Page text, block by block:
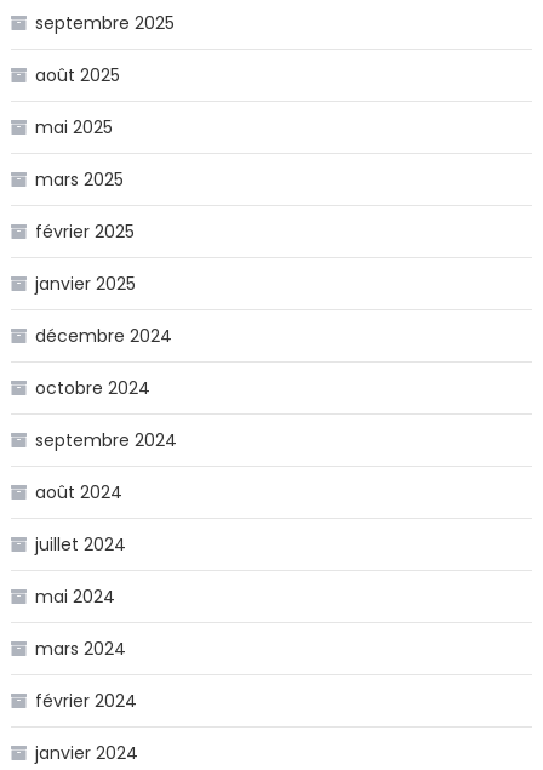
septembre 2025
août 2025
mai 2025
mars 2025
février 2025
janvier 2025
décembre 2024
octobre 2024
septembre 2024
août 2024
juillet 2024
mai 2024
mars 2024
février 2024
janvier 2024